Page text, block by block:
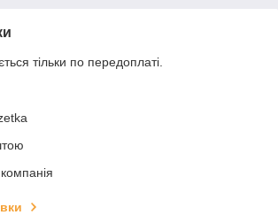
тільки по передоплаті.